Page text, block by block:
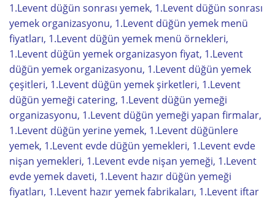
1.Levent düğün sonrası yemek, 1.Levent düğün sonrası
yemek organizasyonu, 1.Levent düğün yemek menü
fiyatları, 1.Levent düğün yemek menü örnekleri,
1.Levent düğün yemek organizasyon fiyat, 1.Levent
düğün yemek organizasyonu, 1.Levent düğün yemek
çeşitleri, 1.Levent düğün yemek şirketleri, 1.Levent
düğün yemeği catering, 1.Levent düğün yemeği
organizasyonu, 1.Levent düğün yemeği yapan firmalar,
1.Levent düğün yerine yemek, 1.Levent düğünlere
yemek, 1.Levent evde düğün yemekleri, 1.Levent evde
nişan yemekleri, 1.Levent evde nişan yemeği, 1.Levent
evde yemek daveti, 1.Levent hazır düğün yemeği
fiyatları, 1.Levent hazır yemek fabrikaları, 1.Levent iftar